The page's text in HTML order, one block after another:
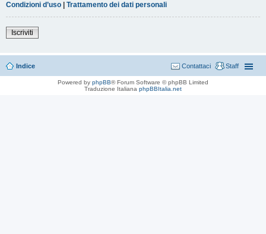
Condizioni d’uso | Trattamento dei dati personali
Iscriviti
Indice Staff
Contattaci
Powered by phpBB® Forum Software © phpBB Limited
Traduzione Italiana phpBBItalia.net